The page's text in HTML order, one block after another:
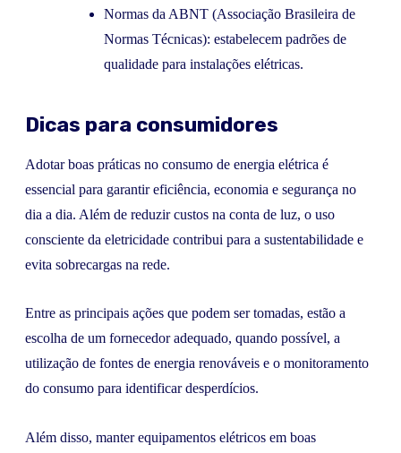
Normas da ABNT (Associação Brasileira de
Normas Técnicas): estabelecem padrões de
qualidade para instalações elétricas.
Dicas para consumidores
Adotar boas práticas no consumo de energia elétrica é
essencial para garantir eficiência, economia e segurança no
dia a dia. Além de reduzir custos na conta de luz, o uso
consciente da eletricidade contribui para a sustentabilidade e
evita sobrecargas na rede.
Entre as principais ações que podem ser tomadas, estão a
escolha de um fornecedor adequado, quando possível, a
utilização de fontes de energia renováveis e o monitoramento
do consumo para identificar desperdícios.
Além disso, manter equipamentos elétricos em boas